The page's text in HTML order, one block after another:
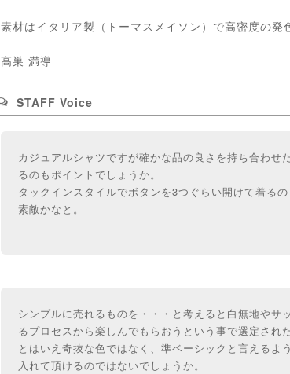
素材はイタリア製（トーマスメイソン）で高密度の発
高巣 満導
STAFF Voice
カジュアルシャツですが確かな品の良さを持ち合わ
るのもポイントでしょうか。
タックインスタイルでボタンを3つぐらい開けて着る
素敵かなと。
シンプルに売れるものを・・・と考えると白無地や
るプロセスから楽しんでもらおうという事で選定され
とはいえ奇抜な色ではなく、準ベーシックと言える
入れて頂けるのではないでしょうか。